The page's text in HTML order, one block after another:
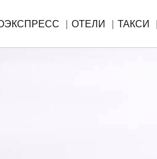
ОТЕЛИ ТАКСИ